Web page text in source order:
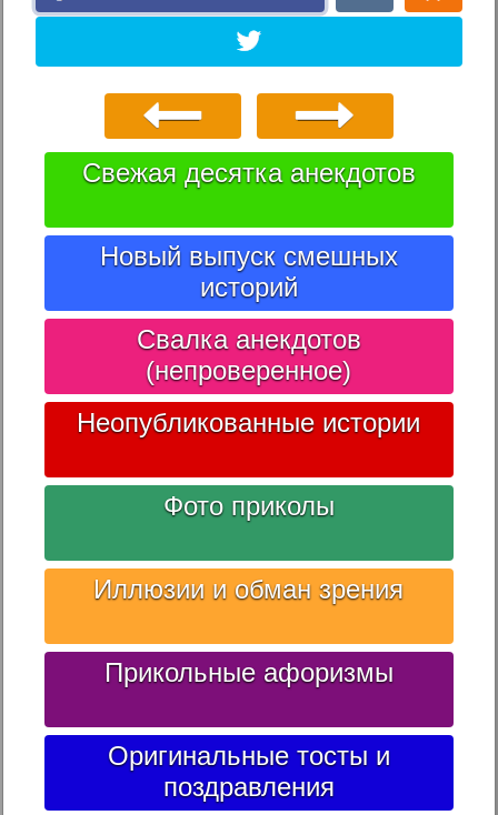
Свежая десятка анекдотов
Новый выпуск смешных
историй
Свалка анекдотов
(непроверенное)
Неопубликованные истории
Фото приколы
Иллюзии и обман зрения
Прикольные афоризмы
Оригинальные тосты и
поздравления